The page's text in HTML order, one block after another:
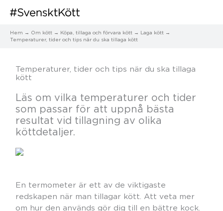
Hem Om kött Köpa, tillaga och förvara kött
Laga kött
Temperaturer, tider och tips när du ska tillaga kött
Temperaturer, tider och tips när du ska tillaga
kött
Läs om vilka temperaturer och tider
som passar för att uppnå bästa
resultat vid tillagning av olika
köttdetaljer.
En termometer är ett av de viktigaste
redskapen när man tillagar kött. Att veta mer
om hur den används gör dig till en bättre kock.